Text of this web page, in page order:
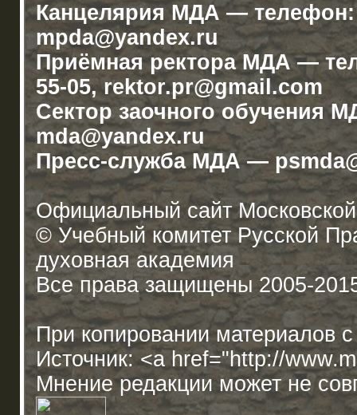
Канцелярия МДА — телефон:
mpda@yandex.ru
Приёмная ректора МДА —
55-05, rektor.pr@gmail.com
Сектор заочного обучения
mda@yandex.ru
Пресс-служба МДА —
Официальный сайт
© Учебный комитет Русской
духовная академия
Все права защищены 2005-
При копировании материалов
Источник: <a href="http://
Мнение редакции может не